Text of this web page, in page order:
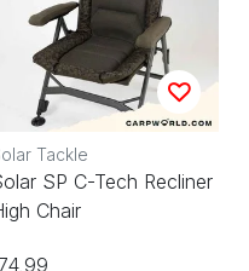
Tackle
SP C-Tech Recliner
Chair